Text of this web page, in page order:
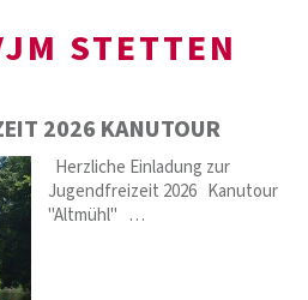
STETTEN
2026 KANUTOUR
Herzliche Einladung zur
Jugendfreizeit 2026 Kanutour
"Altmühl" …